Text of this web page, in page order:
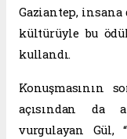
Gaziantep,
kültürüyle bu
kullandı.
Konuşmasının
açısından da
vurgulayan Gül,